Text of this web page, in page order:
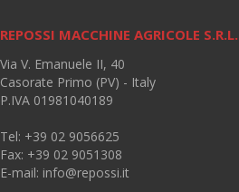
REPOSSI MACCHINE AGRICOLE S.R.L.
Via V. Emanuele II, 40
Casorate Primo (PV) - Italy
P.IVA 01981040189
Tel: +39 02 9056625
Fax: +39 02 9051308
E-mail: info@repossi.it